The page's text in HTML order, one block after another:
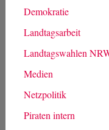
Demokratie
Landtagsarbeit
Landtagswahlen
Medien
Netzpolitik
Piraten intern